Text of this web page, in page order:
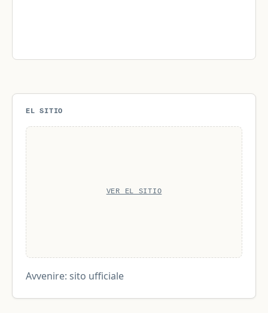
EL SITIO
VER EL SITIO
Avvenire: sito ufficiale